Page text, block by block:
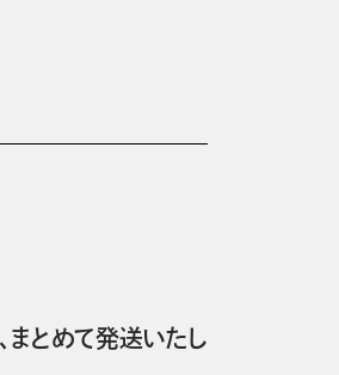
まとめて発送いたし